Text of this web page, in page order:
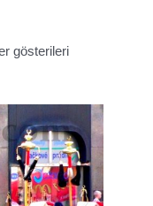
gösterileri